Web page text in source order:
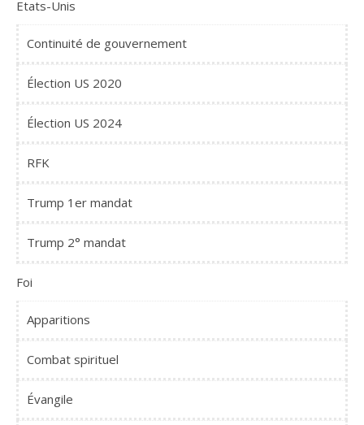
Etats-Unis
Continuité de gouvernement
Élection US 2020
Élection US 2024
RFK
Trump 1er mandat
Trump 2° mandat
Foi
Apparitions
Combat spirituel
Évangile